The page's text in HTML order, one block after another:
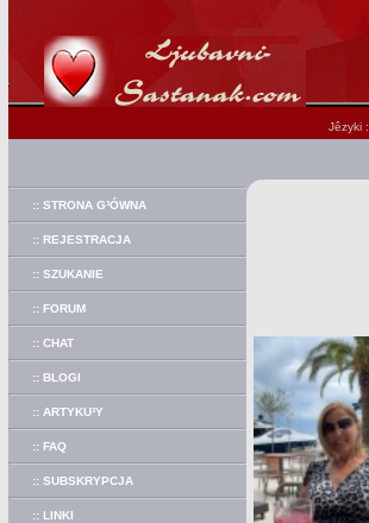
Jêzyki :
:: STRONA G³ÓWNA
:: REJESTRACJA
:: SZUKANIE
:: FORUM
:: CHAT
:: BLOGI
:: ARTYKU³Y
:: FAQ
:: SUBSKRYPCJA
:: LINKI